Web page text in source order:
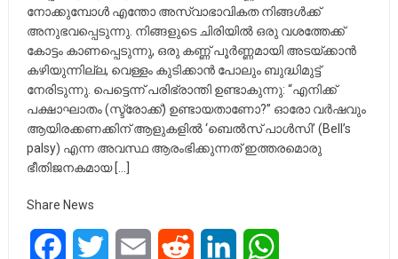
നോക്കുമ്പോൾ എന്തോ അസ്വാഭാവികത നിങ്ങൾക്ക്
അനുഭവപ്പെടുന്നു. നിങ്ങളുടെ ചിരിയിൽ ഒരു വശത്തേക്ക്
കോട്ടം കാണപ്പെടുന്നു, ഒരു കണ്ണ് പൂർണ്ണമായി അടയ്ക്കാൻ
കഴിയുന്നില്ല, വെള്ളം കുടിക്കാൻ പോലും ബുദ്ധിമുട്ട്
നേരിടുന്നു. പെട്ടെന്ന് പരിഭ്രാന്തി ഉണ്ടാകുന്നു: “എനിക്ക്
പക്ഷാഘാതം (സ്ട്രോക്ക്) ഉണ്ടായതാണോ?” ഓരോ വർഷവും
ആയിരക്കണക്കിന് ആളുകളിൽ ‘ബെൽസ് പാൾസി’ (Bell’s
palsy) എന്ന അവസ്ഥ ആരംഭിക്കുന്നത് ഇത്തരമൊരു
ഭീതിജനകമായ […]
Share News
FacebookTwitter Email Reddit LinkedIn